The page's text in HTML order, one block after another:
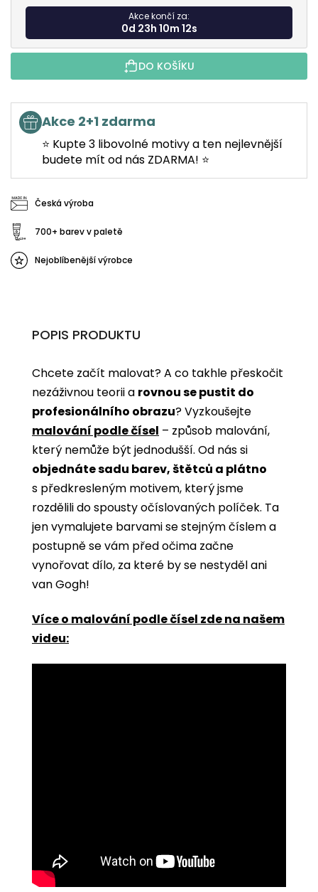
Akce končí za:
0d 23h 10m 11s
DO KOŠÍKU
Akce 2+1 zdarma
⭐ Kupte 3 libovolné motivy a ten nejlevnější
budete mít od nás ZDARMA! ⭐
Česká výroba
700+ barev v paletě
Nejoblíbenější výrobce
POPIS PRODUKTU
Chcete začít malovat? A co takhle přeskočit
nezáživnou teorii a rovnou se pustit do
profesionálního obrazu? Vyzkoušejte
malování podle čísel ­­– způsob malování,
který nemůže být jednodušší. Od nás si
objednáte sadu barev, štětců a plátno
s předkresleným motivem, který jsme
rozdělili do spousty očíslovaných políček. Ta
jen vymalujete barvami se stejným číslem a
postupně se vám před očima začne
vynořovat dílo, za které by se nestyděl ani
van Gogh!
Více o malování podle čísel zde na našem
videu: